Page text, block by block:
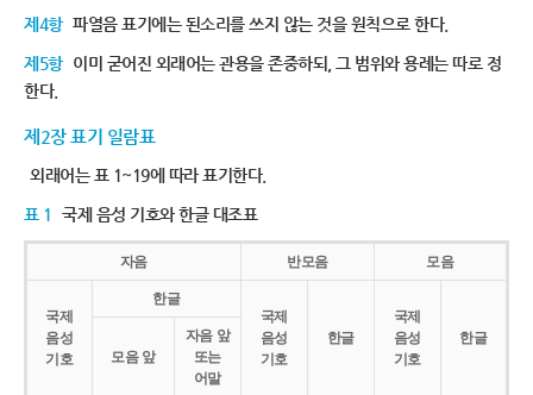
제4항 파열음 표기에는 된소리를 쓰지 않는 것을 원칙으로 한다.
제5항 이미 굳어진 외래어는 관용을 존중하되, 그 범위와 용례는 따로 정
한다.
제2장 표기 일람표
외래어는 표 1~19에 따라 표기한다.
표 1 국제 음성 기호와 한글 대조표
자음 반모음 모음
국제
음성
기호
한글
국제
음성
기호
한글
국제
음성
기호
한글
모음 앞
자음 앞
또는
어말